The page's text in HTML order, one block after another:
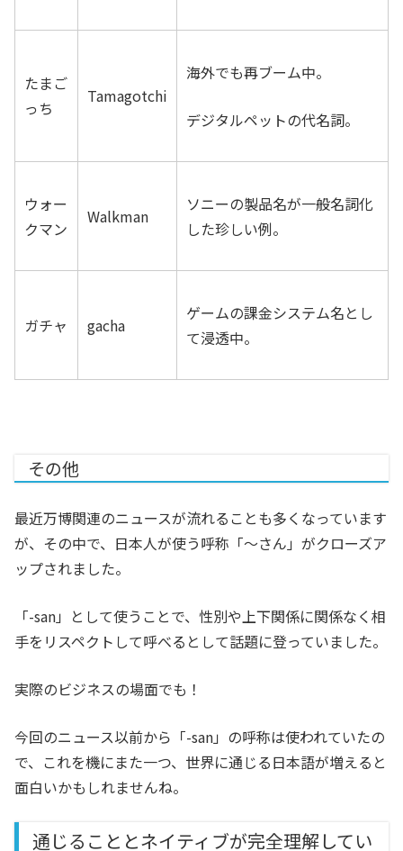
たまご
っち
Tamagotchi
海外でも再ブーム中。
デジタルペットの代名詞。
ウォー
クマン
Walkman
ソニーの製品名が一般名詞化
した珍しい例。
ガチャ gacha
ゲームの課金システム名とし
て浸透中。
その他
最近万博関連のニュースが流れることも多くなっています
が、その中で、日本人が使う呼称「〜さん」がクローズア
ップされました。
「-san」として使うことで、性別や上下関係に関係なく相
手をリスペクトして呼べるとして話題に登っていました。
実際のビジネスの場面でも！
今回のニュース以前から「-san」の呼称は使われていたの
で、これを機にまた一つ、世界に通じる日本語が増えると
面白いかもしれませんね。
通じることとネイティブが完全理解してい